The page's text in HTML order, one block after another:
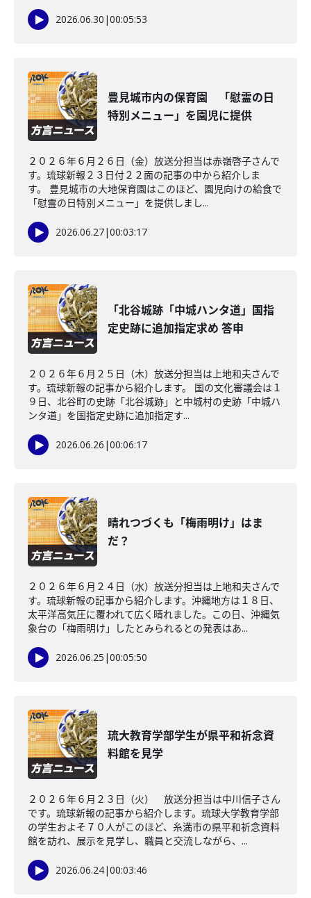
2026.06.30 |00:05:53
豊見城市内の保育園 「慰霊の日
特別メニュー」を園児に提供
２０２６年６月２６日（金）放送分担当は赤嶺啓子さんで
す。琉球新報２３日付２２面の記事の中から紹介しま
す。 豊見城市の大地保育園はこのほど、園児向けの給食で
「慰霊の日特別メニュー」を提供しまし...
2026.06.27|00:03:17
「北谷城跡「中城ハンタ道」国指
定史跡に追加指定求め 答申
２０２６年６月２５日（木）放送分担当は上地和夫さんで
す。琉球新報の記事から紹介します。 国の文化審議会は１
９日、北谷町の史跡「北谷城跡」と中城村の史跡「中城ハ
ンタ道」を国指定史跡に追加指定す...
2026.06.26 |00:06:17
晴れつづくも「梅雨明け」はま
だ？
２０２６年６月２４日（水）放送分担当は上地和夫さんで
す。琉球新報の記事から紹介します。沖縄地方は１８日、
太平洋高気圧に覆われて広く晴れました。この日、沖縄気
象台の「梅雨明け」したとみられるとの発表はあ...
2026.06.25 |00:05:50
琉大教育学部学生が県平和祈念資
料館を見学
２０２６年６月２３日（火） 放送分担当は中川信子さん
です。琉球新報の記事から紹介します。琉球大学教育学部
の学生およそ７０人がこのほど、糸満市の県平和祈念資料
館を訪れ、展示を見学し、職員と交流しながら、...
2026.06.24|00:03:46